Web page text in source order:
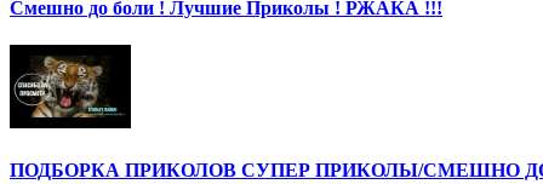
Смешно до боли ! Лучшие Приколы ! РЖАКА !!!
ПОДБОРКА ПРИКОЛОВ СУПЕР ПРИКОЛЫ/СМЕШНО ДО